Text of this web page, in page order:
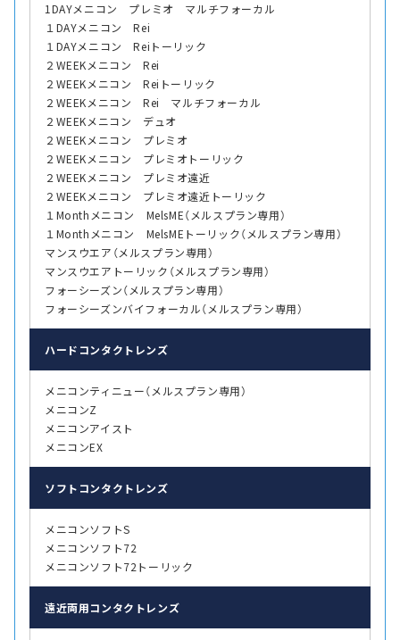
1DAYメニコン プレミオ マルチフォーカル
１DAYメニコン Rei
１DAYメニコン Reiトーリック
２WEEKメニコン Rei
２WEEKメニコン Reiトーリック
２WEEKメニコン Rei マルチフォーカル
２WEEKメニコン デュオ
２WEEKメニコン プレミオ
２WEEKメニコン プレミオトーリック
２WEEKメニコン プレミオ遠近
２WEEKメニコン プレミオ遠近トーリック
１Monthメニコン MelsME（メルスプラン専用）
１Monthメニコン MelsMEトーリック（メルスプラン専用）
マンスウエア（メルスプラン専用）
マンスウエアトーリック（メルスプラン専用）
フォーシーズン（メルスプラン専用）
フォーシーズンバイフォーカル（メルスプラン専用）
ハード コンタクトレンズ
メニコンティニュー（メルスプラン専用）
メニコンZ
メニコンアイスト
メニコンEX
ソフト コンタクトレンズ
メニコンソフトS
メニコンソフト72
メニコンソフト72トーリック
遠近両用コンタクトレンズ